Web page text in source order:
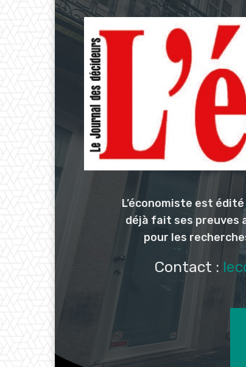
L’économiste est
déjà fait ses preuves
pour les
Contact :